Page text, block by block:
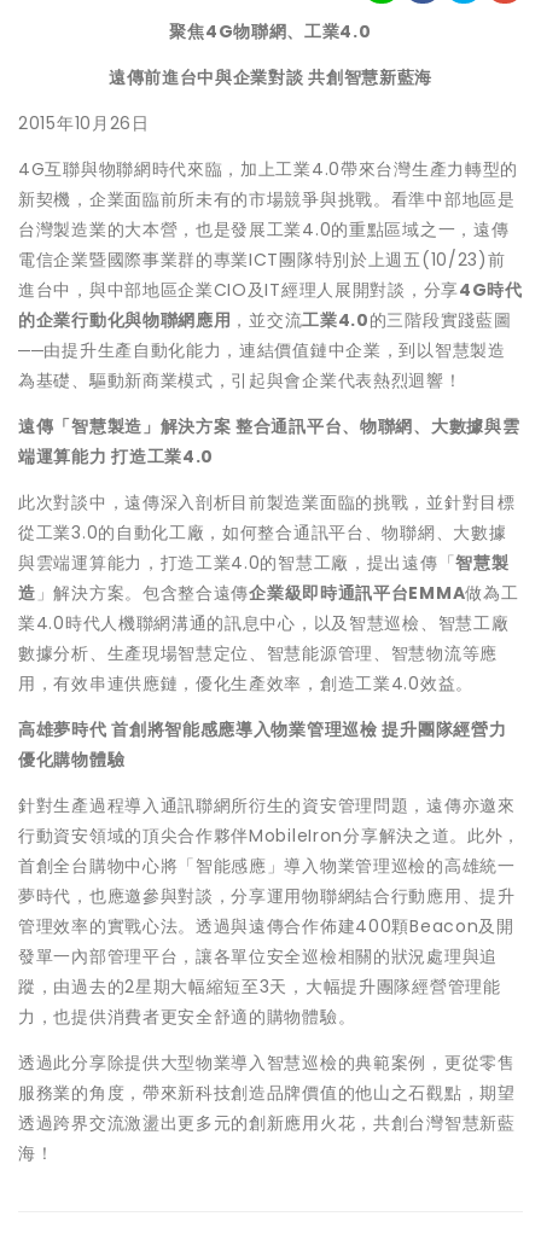
聚焦4G物聯網、工業4.0
遠傳前進台中與企業對談 共創智慧新藍海
2015年10月26日
4G互聯與物聯網時代來臨，加上工業4.0帶來台灣生產力轉型的
新契機，企業面臨前所未有的市場競爭與挑戰。看準中部地區是
台灣製造業的大本營，也是發展工業4.0的重點區域之一，遠傳
電信企業暨國際事業群的專業ICT團隊特別於上週五(10/23)前
進台中，與中部地區企業CIO及IT經理人展開對談，分享4G時代
的企業行動化與物聯網應用 ，並交流工業4.0的三階段實踐藍圖
──由提升生產自動化能力，連結價值鏈中企業，到以智慧製造
為基礎、驅動新商業模式，引起與會企業代表熱烈迴響！
遠傳「智慧製造」解決方案 整合通訊平台、物聯網、大數據與雲
端運算能力 打造工業4.0
此次對談中，遠傳深入剖析目前製造業面臨的挑戰，並針對目標
從工業3.0的自動化工廠，如何整合通訊平台、物聯網、大數據
與雲端運算能力，打造工業4.0的智慧工廠，提出遠傳「智慧製
造」解決方案。包含整合遠傳企業級即時通訊平台EMMA做為工
業4.0時代人機聯網溝通的訊息中心，以及智慧巡檢、智慧工廠
數據分析、生產現場智慧定位、智慧能源管理、智慧物流等應
用，有效串連供應鏈，優化生產效率，創造工業4.0效益。
高雄夢時代 首創將智能感應導入物業管理巡檢 提升團隊經營力
優化購物體驗
針對生產過程導入通訊聯網所衍生的資安管理問題，遠傳亦邀來
行動資安領域的頂尖合作夥伴MobileIron分享解決之道。此外，
首創全台購物中心將「智能感應」導入物業管理巡檢的高雄統一
夢時代，也應邀參與對談，分享運用物聯網結合行動應用、提升
管理效率的實戰心法。透過與遠傳合作佈建400顆Beacon及開
發單一內部管理平台，讓各單位安全巡檢相關的狀況處理與追
蹤，由過去的2星期大幅縮短至3天，大幅提升團隊經營管理能
力，也提供消費者更安全舒適的購物體驗。
透過此分享除提供大型物業導入智慧巡檢的典範案例，更從零售
服務業的角度，帶來新科技創造品牌價值的他山之石觀點，期望
透過跨界交流激盪出更多元的創新應用火花，共創台灣智慧新藍
海！